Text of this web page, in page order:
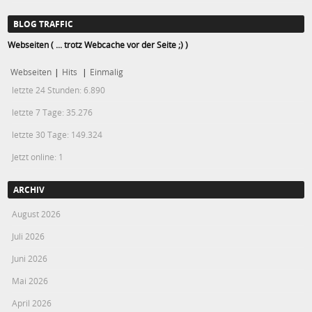
BLOG TRAFFIC
Webseiten ( ... trotz Webcache vor der Seite ;) )
Webseiten | Hits | Einmalig
letzte 24 Stunden:6.890
letzte 7 Tage: 35.276
letzte 30 Tage: 149.324
Jetzt online: 1
ARCHIV
August 2026
Juli 2026
Juni 2026
Mai 2026
April 2026